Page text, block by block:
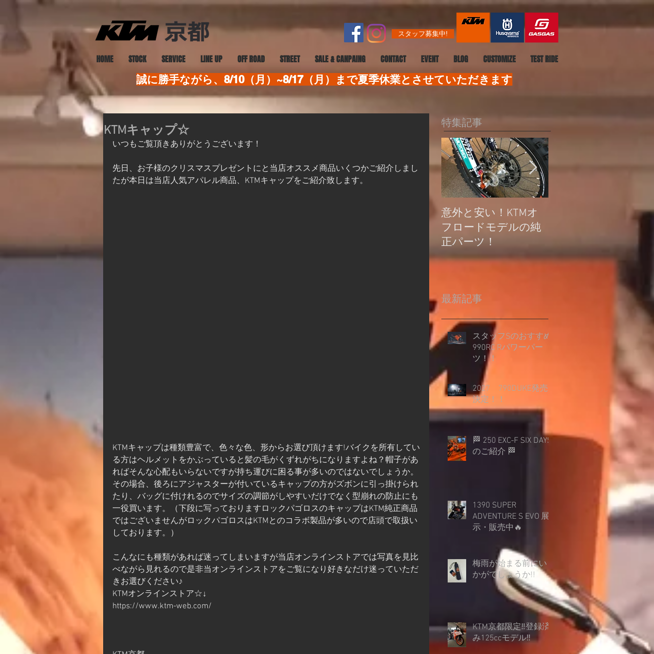
スタッフ募集中!
HOME STOCK SERVICE LINE UP OFF ROAD STREET SALE & CANPAING CONTACT EVENT BLOG CUSTOMIZE TEST RIDE
誠に勝手ながら、8/10（月）~8/17（月）まで夏季休業とさせていただきます
KTMキャップ☆
いつもご覧頂きありがとうございます！
先日、お子様のクリスマスプレゼントにと当店オススメ商品いくつかご紹介しまし
たが本日は当店人気アパレル商品、KTMキャップをご紹介致します。
KTMキャップは種類豊富で、色々な色、形からお選び頂けます!バイクを所有してい
る方はヘルメットをかぶっていると髪の毛がくずれがちになりますよね？帽子があ
ればそんな心配もいらないですが持ち運びに困る事が多いのではないでしょうか。
その場合、後ろにアジャスターが付いているキャップの方がズボンに引っ掛けられ
たり、バッグに付けれるのでサイズの調節がしやすいだけでなく型崩れの防止にも
一役買います。（下段に写っておりますロックパゴロスのキャップはKTM純正商品
ではございませんがロックパゴロスはKTMとのコラボ製品が多いので店頭で取扱い
しております。）
こんなにも種類があれば迷ってしまいますが当店オンラインストアでは写真を見比
べながら見れるので是非当オンラインストアをご覧になり好きなだけ迷っていただ
きお選びください♪
KTMオンラインストア☆↓
https://www.ktm-web.com/
特集記事
意外と安い！KTMオ
フロードモデルの純
正パーツ！
公道走行不可モデル
最新記事
スタッフSのおすすめ
990RC Rパワーパー
ツ！！
2027 790DUKE発売
決定！！
🏁 250 EXC-F SIX DAYS
のご紹介 🏁
1390 SUPER
ADVENTURE S EVO 展
示・販売中🔥
梅雨が始まる前にい
かがでしょうか︎!!
KTM京都限定‼登録済
み125ccモデル‼